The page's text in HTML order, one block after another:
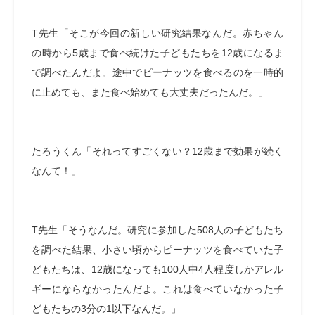
T先生「そこが今回の新しい研究結果なんだ。赤ちゃん
の時から5歳まで食べ続けた子どもたちを12歳になるま
で調べたんだよ。途中でピーナッツを食べるのを一時的
に止めても、また食べ始めても大丈夫だったんだ。」
たろうくん「それってすごくない？12歳まで効果が続く
なんて！」
T先生「そうなんだ。研究に参加した508人の子どもたち
を調べた結果、小さい頃からピーナッツを食べていた子
どもたちは、12歳になっても100人中4人程度しかアレル
ギーにならなかったんだよ。これは食べていなかった子
どもたちの3分の1以下なんだ。」